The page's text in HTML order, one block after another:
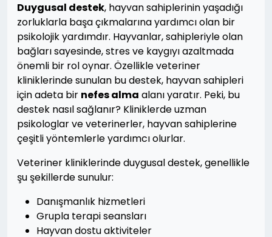
Duygusal destek, hayvan sahiplerinin yaşadığı
zorluklarla başa çıkmalarına yardımcı olan bir
psikolojik yardımdır. Hayvanlar, sahipleriyle olan
bağları sayesinde, stres ve kaygıyı azaltmada
önemli bir rol oynar. Özellikle veteriner
kliniklerinde sunulan bu destek, hayvan sahipleri
için adeta bir nefes alma alanı yaratır. Peki, bu
destek nasıl sağlanır? Kliniklerde uzman
psikologlar ve veterinerler, hayvan sahiplerine
çeşitli yöntemlerle yardımcı olurlar.
Veteriner kliniklerinde duygusal destek, genellikle
şu şekillerde sunulur:
Danışmanlık hizmetleri
Grupla terapi seansları
Hayvan dostu aktiviteler